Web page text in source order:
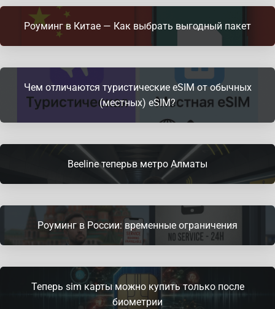
Роуминг в Китае — Как выбрать выгодный пакет
Чем отличаются туристические eSIM от обычных
(местных) eSIM?
Beeline теперьв метро Алматы
Роуминг в России: временные ограничения
Теперь sim карты можно купить только после
биометрии